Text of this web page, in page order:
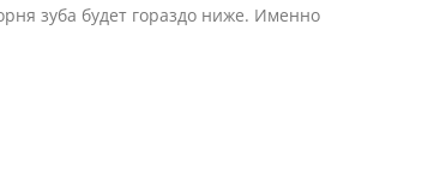
зуба будет гораздо ниже. Именно